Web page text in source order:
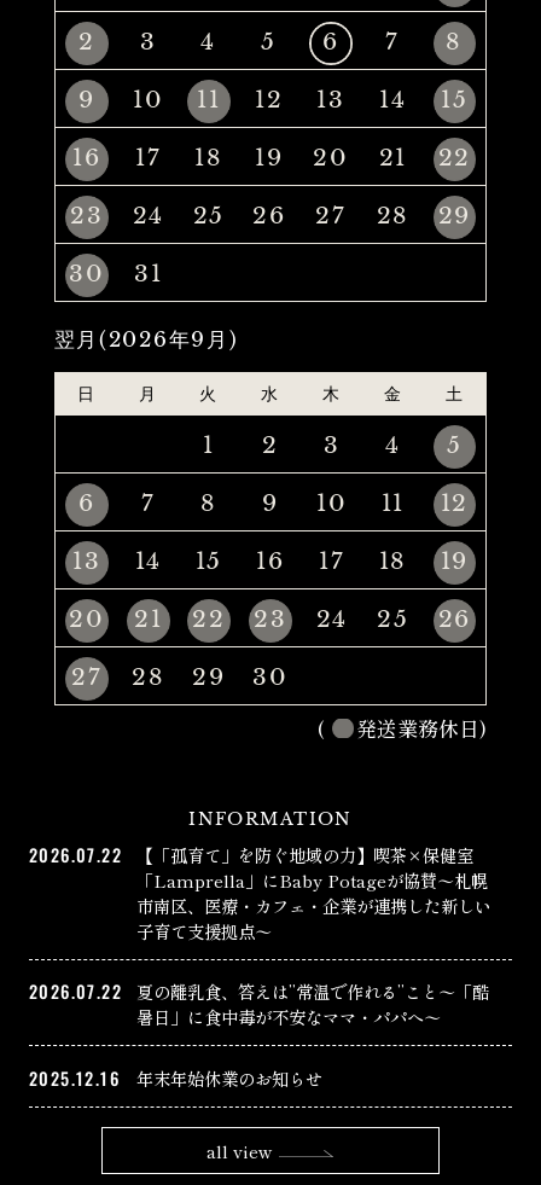
2
3 4 5 6 7
8
9
10 11 12 13 14
15
16
17 18 19 20 21
22
23
24 25 26 27 28
29
30
31
翌月(2026年9月)
日 月 火 水 木 金 土
1 2 3 4
5
6
7 8 9 10 11
12
13
14 15 16 17 18
19
20
21 22 23 24 25
26
27
28 29
30
(
発送業務休日)
INFORMATION
2026.07.22
【「孤育て」を防ぐ地域の力】喫茶×保健室
「Lamprella」にBaby Potageが協賛〜札幌
市南区、医療・カフェ・企業が連携した新しい
子育て支援拠点〜
2026.07.22
夏の離乳食、答えは”常温で作れる”こと〜「酷
暑日」に食中毒が不安なママ・パパへ〜
2025.12.16 年末年始休業のお知らせ
all view